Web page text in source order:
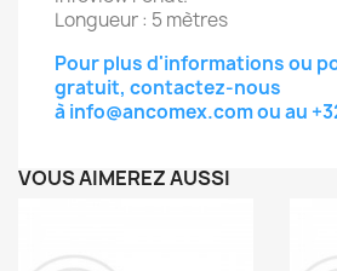
Longueur : 5 mètres
Pour plus d'informations ou
gratuit, contactez-nous
à info@ancomex.comou au
VOUS AIMEREZ AUSSI